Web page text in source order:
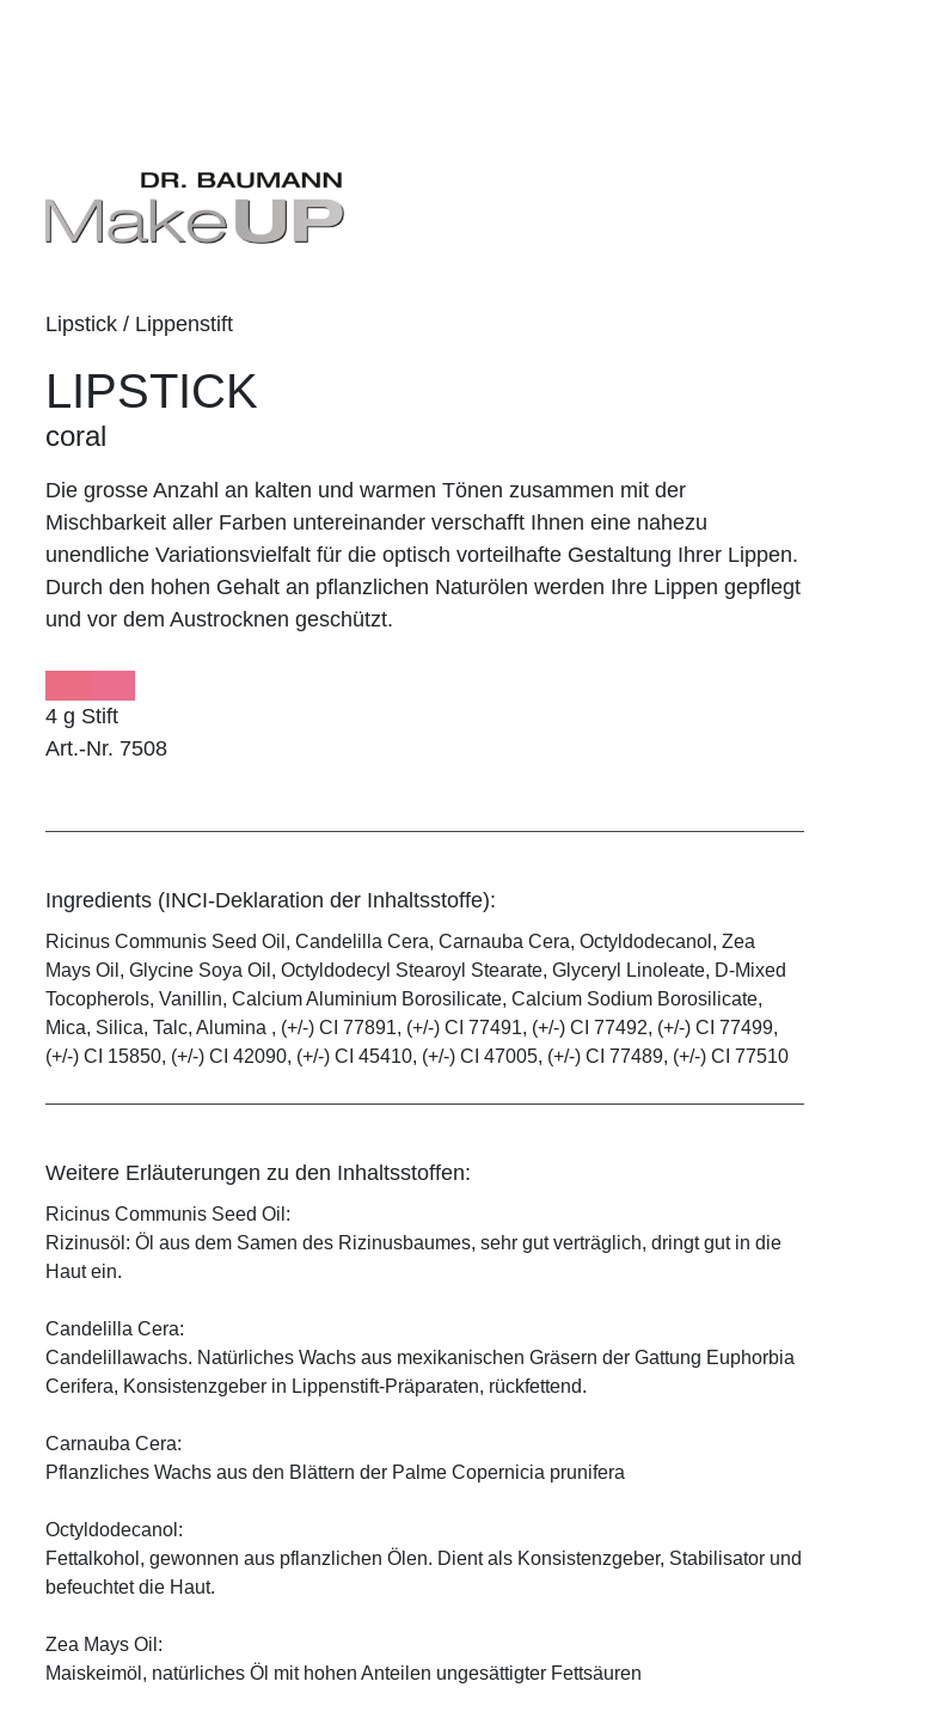
Lipstick / Lippenstift
LIPSTICK
coral
Die grosse Anzahl an kalten und warmen Tönen zusammen mit der
Mischbarkeit aller Farben untereinander verschafft Ihnen eine nahezu
unendliche Variationsvielfalt für die optisch vorteilhafte Gestaltung Ihrer Lippen.
Durch den hohen Gehalt an pflanzlichen Naturölen werden Ihre Lippen gepflegt
und vor dem Austrocknen geschützt.
4 g Stift
Art.-Nr. 7508
Ingredients (INCI-Deklaration der Inhaltsstoffe):
Ricinus Communis Seed Oil, Candelilla Cera, Carnauba Cera, Octyldodecanol, Zea
Mays Oil, Glycine Soya Oil, Octyldodecyl Stearoyl Stearate, Glyceryl Linoleate, D-Mixed
Tocopherols, Vanillin, Calcium Aluminium Borosilicate, Calcium Sodium Borosilicate,
Mica, Silica, Talc, Alumina , (+/-) CI 77891, (+/-) CI 77491, (+/-) CI 77492, (+/-) CI 77499,
(+/-) CI 15850, (+/-) CI 42090, (+/-) CI 45410, (+/-) CI 47005, (+/-) CI 77489, (+/-) CI 77510
Weitere Erläuterungen zu den Inhaltsstoffen:
Ricinus Communis Seed Oil:
Rizinusöl: Öl aus dem Samen des Rizinusbaumes, sehr gut verträglich, dringt gut in die
Haut ein.
Candelilla Cera:
Candelillawachs. Natürliches Wachs aus mexikanischen Gräsern der Gattung Euphorbia
Cerifera, Konsistenzgeber in Lippenstift-Präparaten, rückfettend.
Carnauba Cera:
Pflanzliches Wachs aus den Blättern der Palme Copernicia prunifera
Octyldodecanol:
Fettalkohol, gewonnen aus pflanzlichen Ölen. Dient als Konsistenzgeber, Stabilisator und
befeuchtet die Haut.
Zea Mays Oil:
Maiskeimöl, natürliches Öl mit hohen Anteilen ungesättigter Fettsäuren